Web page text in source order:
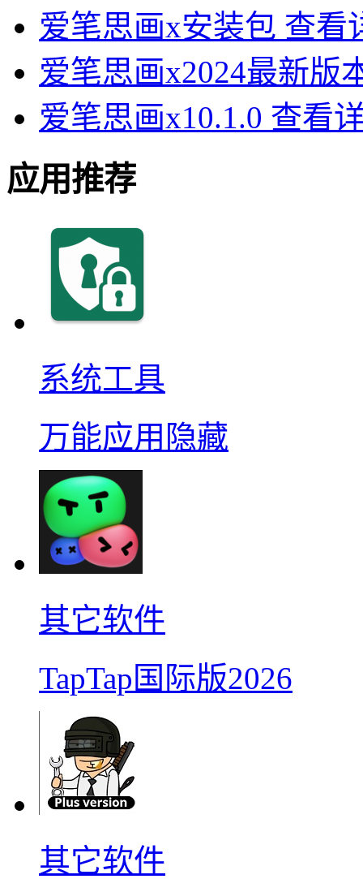
爱笔思画x安装包 查看
爱笔思画x2024最新版
爱笔思画x10.1.0 查看
应用推荐
系统工具
万能应用隐藏
其它软件
TapTap国际版2026
其它软件